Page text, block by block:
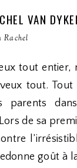
VAN
Rachel
tout entier,
tout. Tout
de sa
goût à